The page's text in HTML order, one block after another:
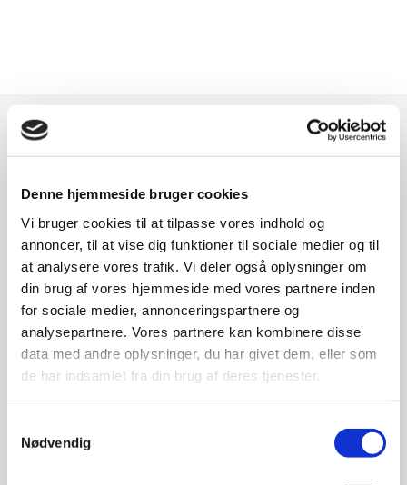
Denne hjemmeside bruger cookies
Vi bruger cookies til at tilpasse vores indhold og
annoncer, til at vise dig funktioner til sociale medier og til
at analysere vores trafik. Vi deler også oplysninger om
din brug af vores hjemmeside med vores partnere inden
for sociale medier, annonceringspartnere og
analysepartnere. Vores partnere kan kombinere disse
data med andre oplysninger, du har givet dem, eller som
de har indsamlet fra din brug af deres tjenester.
Nødvendig
AUTOLAKERING
Lakering af personbiler
​Søger du en ekspert i lakering af personbiler? Vi mestrer alle
de nyeste laktekniske arbejdsområder.​
LÆS MERE HER